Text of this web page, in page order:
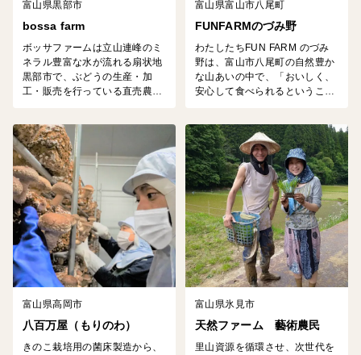
富山県黒部市
bossa farm
ボッサファームは立山連峰のミ
ネラル豊富な水が流れる扇状地
黒部市で、ぶどうの生産・加
工・販売を行っている直売農家
象化学肥料：当地比９割減（葉
面散布のみ使用）により土質・
水質汚染を減らしＳＤＧｓな農
業に取り組んでいます。 立山連
峰の水で育ったぶどうの干しぶ
どうをぜひ、味わってみてくだ
さい！
富山県富山市八尾町
FUNFARMのづみ野
わたしたちFUN FARM のづみ
野は、富山市八尾町の自然豊か
な山あいの中で、「おいしく、
安心して食べられるというこ
す。 「こだわりのお米、特別栽
培米コシヒカリ」、「こだわり
のほうれん草」、「素材の味を
生かした無添加製造の加工味
噌・ジャム」、「昔ながらの梅
干」の販売をいたしておりま
す。
富山県高岡市
八百万屋（もりのわ）
きのこ栽培用の菌床製造から、
富山県氷見市
天然ファーム 藝術農民
里山資源を循環させ、次世代を